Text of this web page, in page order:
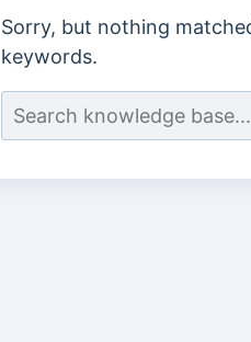
Sorry, but nothing
keywords.
Suchen
nach: